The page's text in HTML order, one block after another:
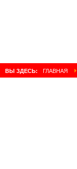
ВЫ ЗДЕСЬ: ГЛАВНАЯ